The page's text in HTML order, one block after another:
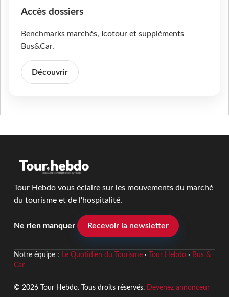
Accès dossiers
Benchmarks marchés, Icotour et suppléments
Bus&Car.
Découvrir
Tour Hebdo vous éclaire sur les mouvements du marché
du tourisme et de l'hospitalité.
Ne rien manquer Recevoir la newsletter
Notre équipe : Le Quotidien du Tourisme· Tour Hebdo· Bus &
Car
© 2026 Tour Hebdo. Tous droits réservés. Devenez annonceur